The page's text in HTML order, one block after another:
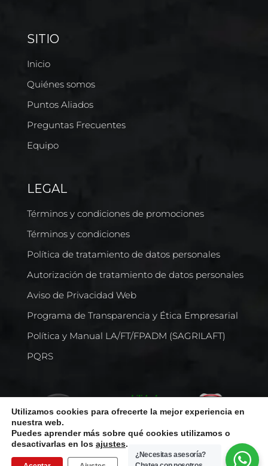
SITIO
Inicio
Quiénes somos
Puntos Aliados
Preguntas Frecuentes
Equipo
LEGAL
Términos y condiciones de promociones
Términos y condiciones
Política de tratamiento de datos personales
Autorización de tratamiento de datos personales
Aviso de Privacidad Web
Programa de Transparencia y Ética Empresarial
Política y Manual LA/FT/FPADM (SAGRILAFT)
PQRS
Utilizamos cookies para ofrecerte la mejor experiencia en
nuestra web.
Puedes aprender más sobre qué cookies utilizamos o
desactivarlas en los ajustes.
¿Necesitas asesoría?